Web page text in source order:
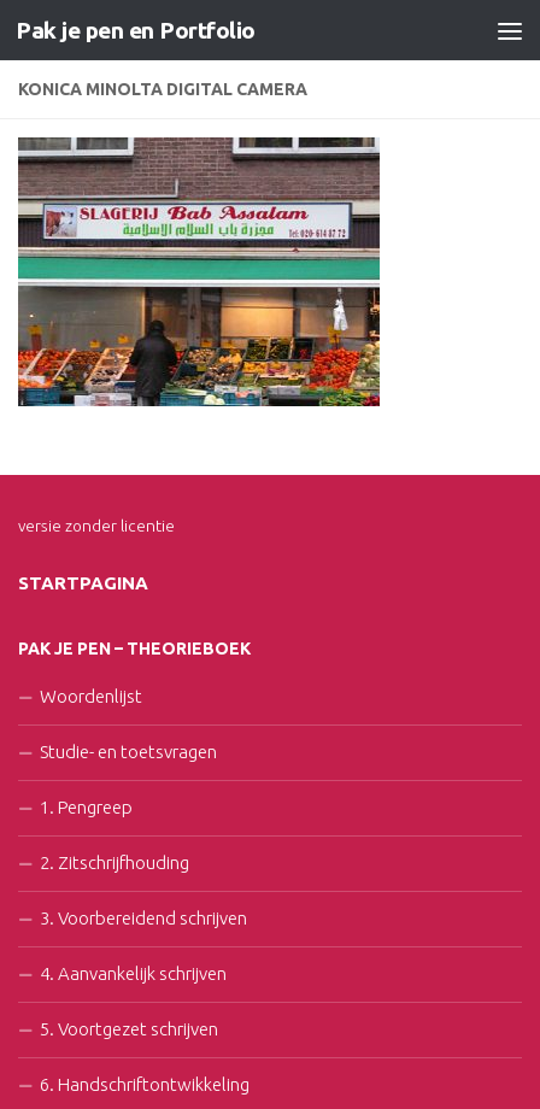
Doorgaan naar inhoud
Pak je pen en Portfolio
KONICA MINOLTA DIGITAL CAMERA
versie zonder licentie
STARTPAGINA
PAK JE PEN – THEORIEBOEK
Woordenlijst
Studie- en toetsvragen
1. Pengreep
2. Zitschrijfhouding
3. Voorbereidend schrijven
4. Aanvankelijk schrijven
5. Voortgezet schrijven
6. Handschriftontwikkeling